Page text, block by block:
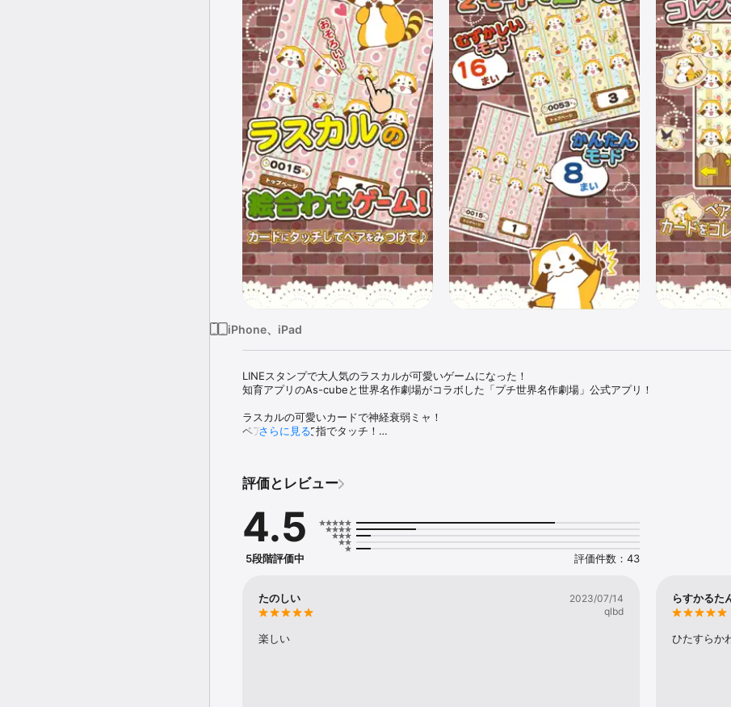
iPhone、iPad
LINEスタンプで大人気のラスカルが可愛いゲームになった！
知育アプリのAs-cubeと世界名作劇場がコラボした「プチ世界名作劇場」公式アプリ！
ラスカルの可愛いカードで神経衰弱ミャ！
ペアを見つけて指でタッチ！
裏返しのカードから2枚のカードをめくりましょう。
同じ絵柄のカードが揃えばＯＫ！
全て同じ絵柄のカードを揃えたらクリアだよ。
◆タイムが測れる！
ベストタイムは記録されるので、自己ベスト更新目指してがんばろう！
スコアはTwitterにも共有できちゃう！
さらに見る
評価とレビュー
4.5
5段階評価中 評価件数：43
たのしい
2023/07/14
qlbd
楽しい
らすかるた
ひたすらか